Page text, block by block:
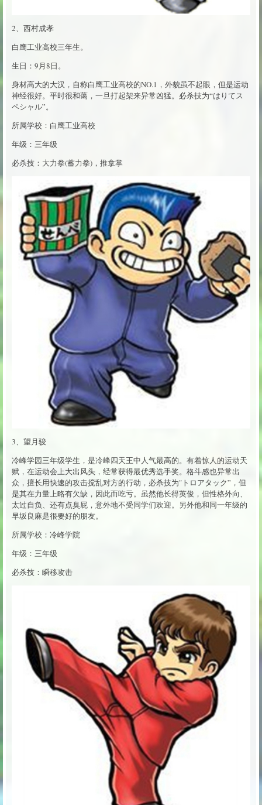
2、西村成孝
白鹰工业高校三年生。
生日：9月8日。
身材高大的大汉，自称白鹰工业高校的NO.1，外貌虽不起眼，但是运动
神经很好。平时很和蔼，一旦打起架来异常凶猛。必杀技为“はりてス
ペシャル”。
所属学校：白鹰工业高校
年级：三年级
必杀技：大力拳(蓄力拳)，推拿掌
3、望月骏
冷峰学园三年级学生，是冷峰四天王中人气最高的。有着惊人的运动天
赋，在运动会上大出风头，经常获得最优秀选手奖。格斗感也异常出
众，擅长用快速的攻击搅乱对方的行动，必杀技为"トロアタック”，但
是其在力量上略有欠缺，因此而吃亏。虽然他长得英俊，但性格外向、
太过自负、还有点臭屁，意外地不受同学们欢迎。另外他和同一年级的
早坂良麻是很要好的朋友。
所属学校：冷峰学院
年级：三年级
必杀技：瞬移攻击